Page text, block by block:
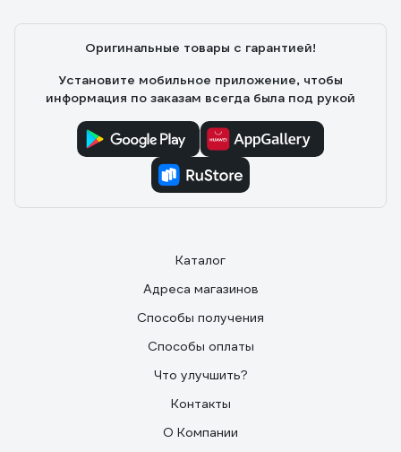
корочкой именно домашнего хлеба(обычный нож
обмотанным целлофаном.На ручке-наклейка,после
удалений которой остаётся клей.Капаете на тряпочку
3 капли растительного масла и легко
удаляете.Лезвие-17 см.Цена здесь самая низкая.
Оригинальные товары с гарантией!
Установите мобильное приложение, чтобы
информация по заказам всегда была под рукой
Каталог
Адреса магазинов
Способы получения
Способы оплаты
Что улучшить?
Контакты
О Компании